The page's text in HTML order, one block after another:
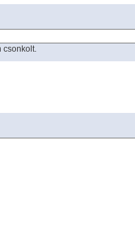
csonkolt.